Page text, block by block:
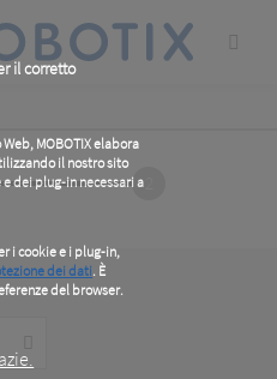
il corretto
MOBOTIX elabora
il nostro sito
dei plug-in necessari a
i cookie e i plug-in,
dei dati. È
del browser.